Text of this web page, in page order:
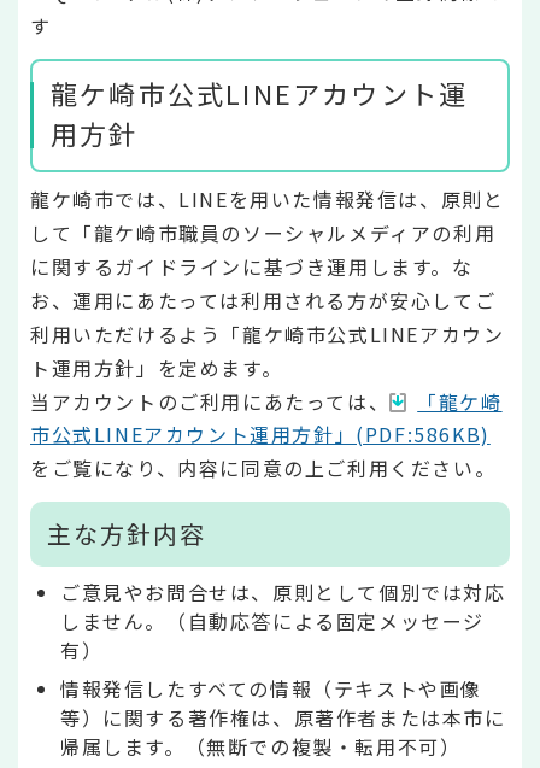
す
龍ケ崎市公式LINEアカウント運
用方針
龍ケ崎市では、LINEを用いた情報発信は、原則と
して「龍ケ崎市職員のソーシャルメディアの利用
に関するガイドラインに基づき運用します。な
お、運用にあたっては利用される方が安心してご
利用いただけるよう「龍ケ崎市公式LINEアカウン
ト運用方針」を定めます。
当アカウントのご利用にあたっては、
「龍ケ崎
市公式LINEアカウント運用方針」(PDF:586KB)
をご覧になり、内容に同意の上ご利用ください。
主な方針内容
ご意見やお問合せは、原則として個別では対応
しません。（自動応答による固定メッセージ
有）
情報発信したすべての情報（テキストや画像
等）に関する著作権は、原著作者または本市に
帰属します。（無断での複製・転用不可）